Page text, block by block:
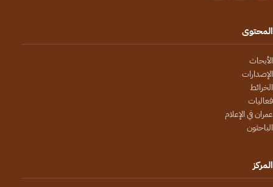
المحتوى
الأبحاث
الإصدارات
الخرائط
فعاليات
عمران في الإعلام
الباحثون
المركز